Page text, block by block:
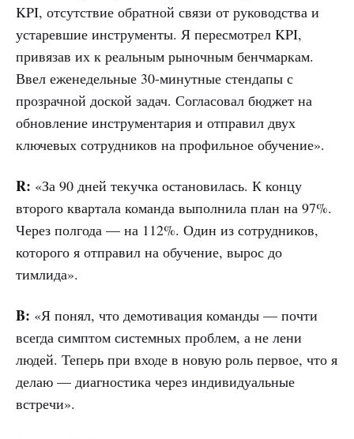
KPI, отсутствие обратной связи от руководства и
устаревшие инструменты. Я пересмотрел KPI,
привязав их к реальным рыночным бенчмаркам.
Ввел еженедельные 30-минутные стендапы с
прозрачной доской задач. Согласовал бюджет на
обновление инструментария и отправил двух
ключевых сотрудников на профильное обучение».
R: «За 90 дней текучка остановилась. К концу
второго квартала команда выполнила план на 97%.
Через полгода — на 112%. Один из сотрудников,
которого я отправил на обучение, вырос до
тимлида».
B: «Я понял, что демотивация команды — почти
всегда симптом системных проблем, а не лени
людей. Теперь при входе в новую роль первое, что я
делаю — диагностика через индивидуальные
встречи».